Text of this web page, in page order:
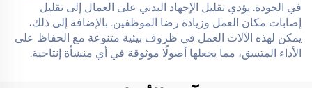
في الجودة. يؤدي تقليل الإجهاد البدني على العمال إلى تقليل
إصابات مكان العمل وزيادة رضا الموظفين. بالإضافة إلى ذلك،
يمكن لهذه الآلات العمل في ظروف بيئية متنوعة مع الحفاظ على
الأداء المتسق، مما يجعلها أصولًا موثوقة في أي منشأة إنتاجية.